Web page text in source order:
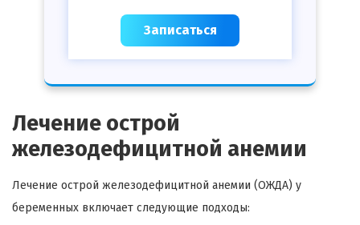
Записаться
Лечение острой
железодефицитной анемии
Лечение острой железодефицитной анемии (ОЖДА) у
беременных включает следующие подходы: